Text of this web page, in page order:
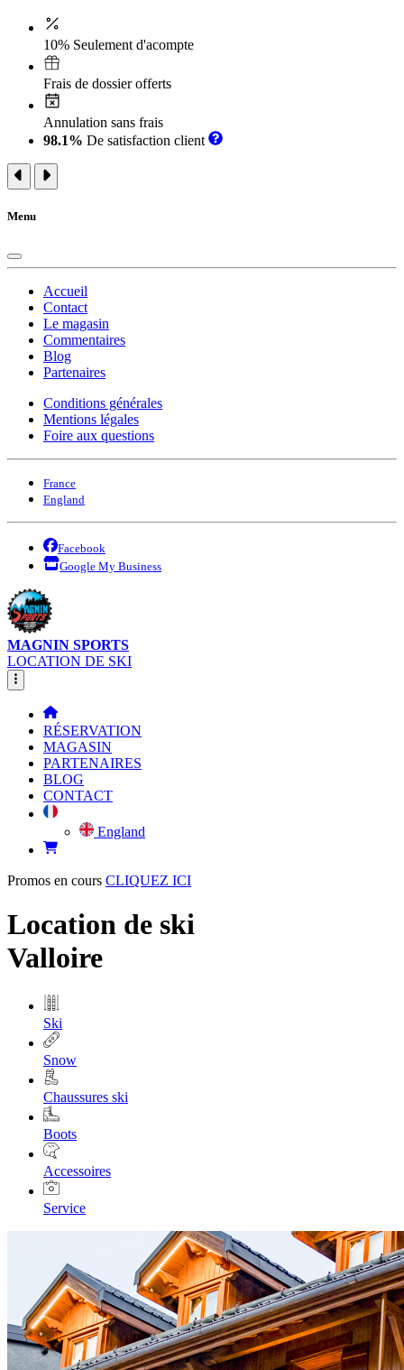
10% Seulement d'acompte
Frais de dossier offerts
Annulation sans frais
98.1% De satisfaction client
Menu
Accueil
Contact
Le magasin
Commentaires
Blog
Partenaires
Conditions générales
Mentions légales
Foire aux questions
France
England
Facebook
Google My Business
MAGNIN SPORTS
LOCATION DE SKI
RÉSERVATION
MAGASIN
PARTENAIRES
BLOG
CONTACT
England
Promos en cours CLIQUEZ ICI
Location de ski
Valloire
Ski
Snow
Chaussures ski
Boots
Accessoires
Service